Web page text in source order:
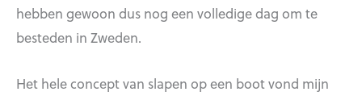
hebben gewoon dus nog een volledige dag om te
besteden in Zweden.
Het hele concept van slapen op een boot vond mijn